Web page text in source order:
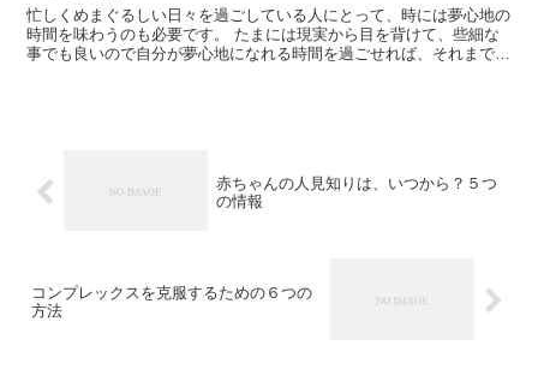
忙しくめまぐるしい日々を過ごしている人にとって、時には夢心地の
時間を味わうのも必要です。 たまには現実から目を背けて、些細な
事でも良いので自分が夢心地になれる時間を過ごせれば、それまでの
赤ちゃんの人見知りは、いつから？５つ
の情報
コンプレックスを克服するための６つの
方法